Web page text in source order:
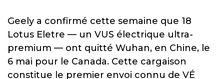
Geely a confirmé cette semaine que 18
Lotus Eletre — un VUS électrique ultra-
premium — ont quitté Wuhan, en Chine, le
6 mai pour le Canada. Cette cargaison
constitue le premier envoi connu de VÉ